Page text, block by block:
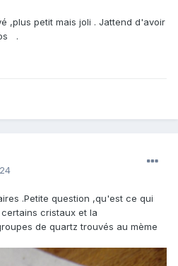
,plus petit mais joli . Jattend d'avoir
.
.Petite question ,qu'est ce qui
cristaux et la
de quartz trouvés au mème